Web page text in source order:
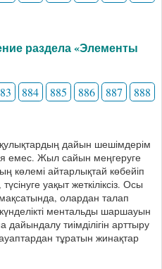
раздела «Элементы
884 885 886 887
888
дайын шешімдерім
емес. Жыл сайын меңгеруге
көлемі айтарлықтай көбейіп
уақыт жеткіліксіз. Осы
олардан талап
ментальды шаршауын
тиімділігін арттыру
тұратын жинақтар